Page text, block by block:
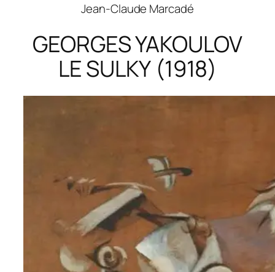
Jean-Claude Marcadé
GEORGES YAKOULOV
LE SULKY(1918)